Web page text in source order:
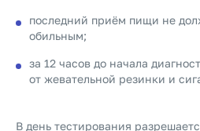
последний приём пищи не
обильным;
за 12 часов до начала
от жевательной резинки и
В день тестирования